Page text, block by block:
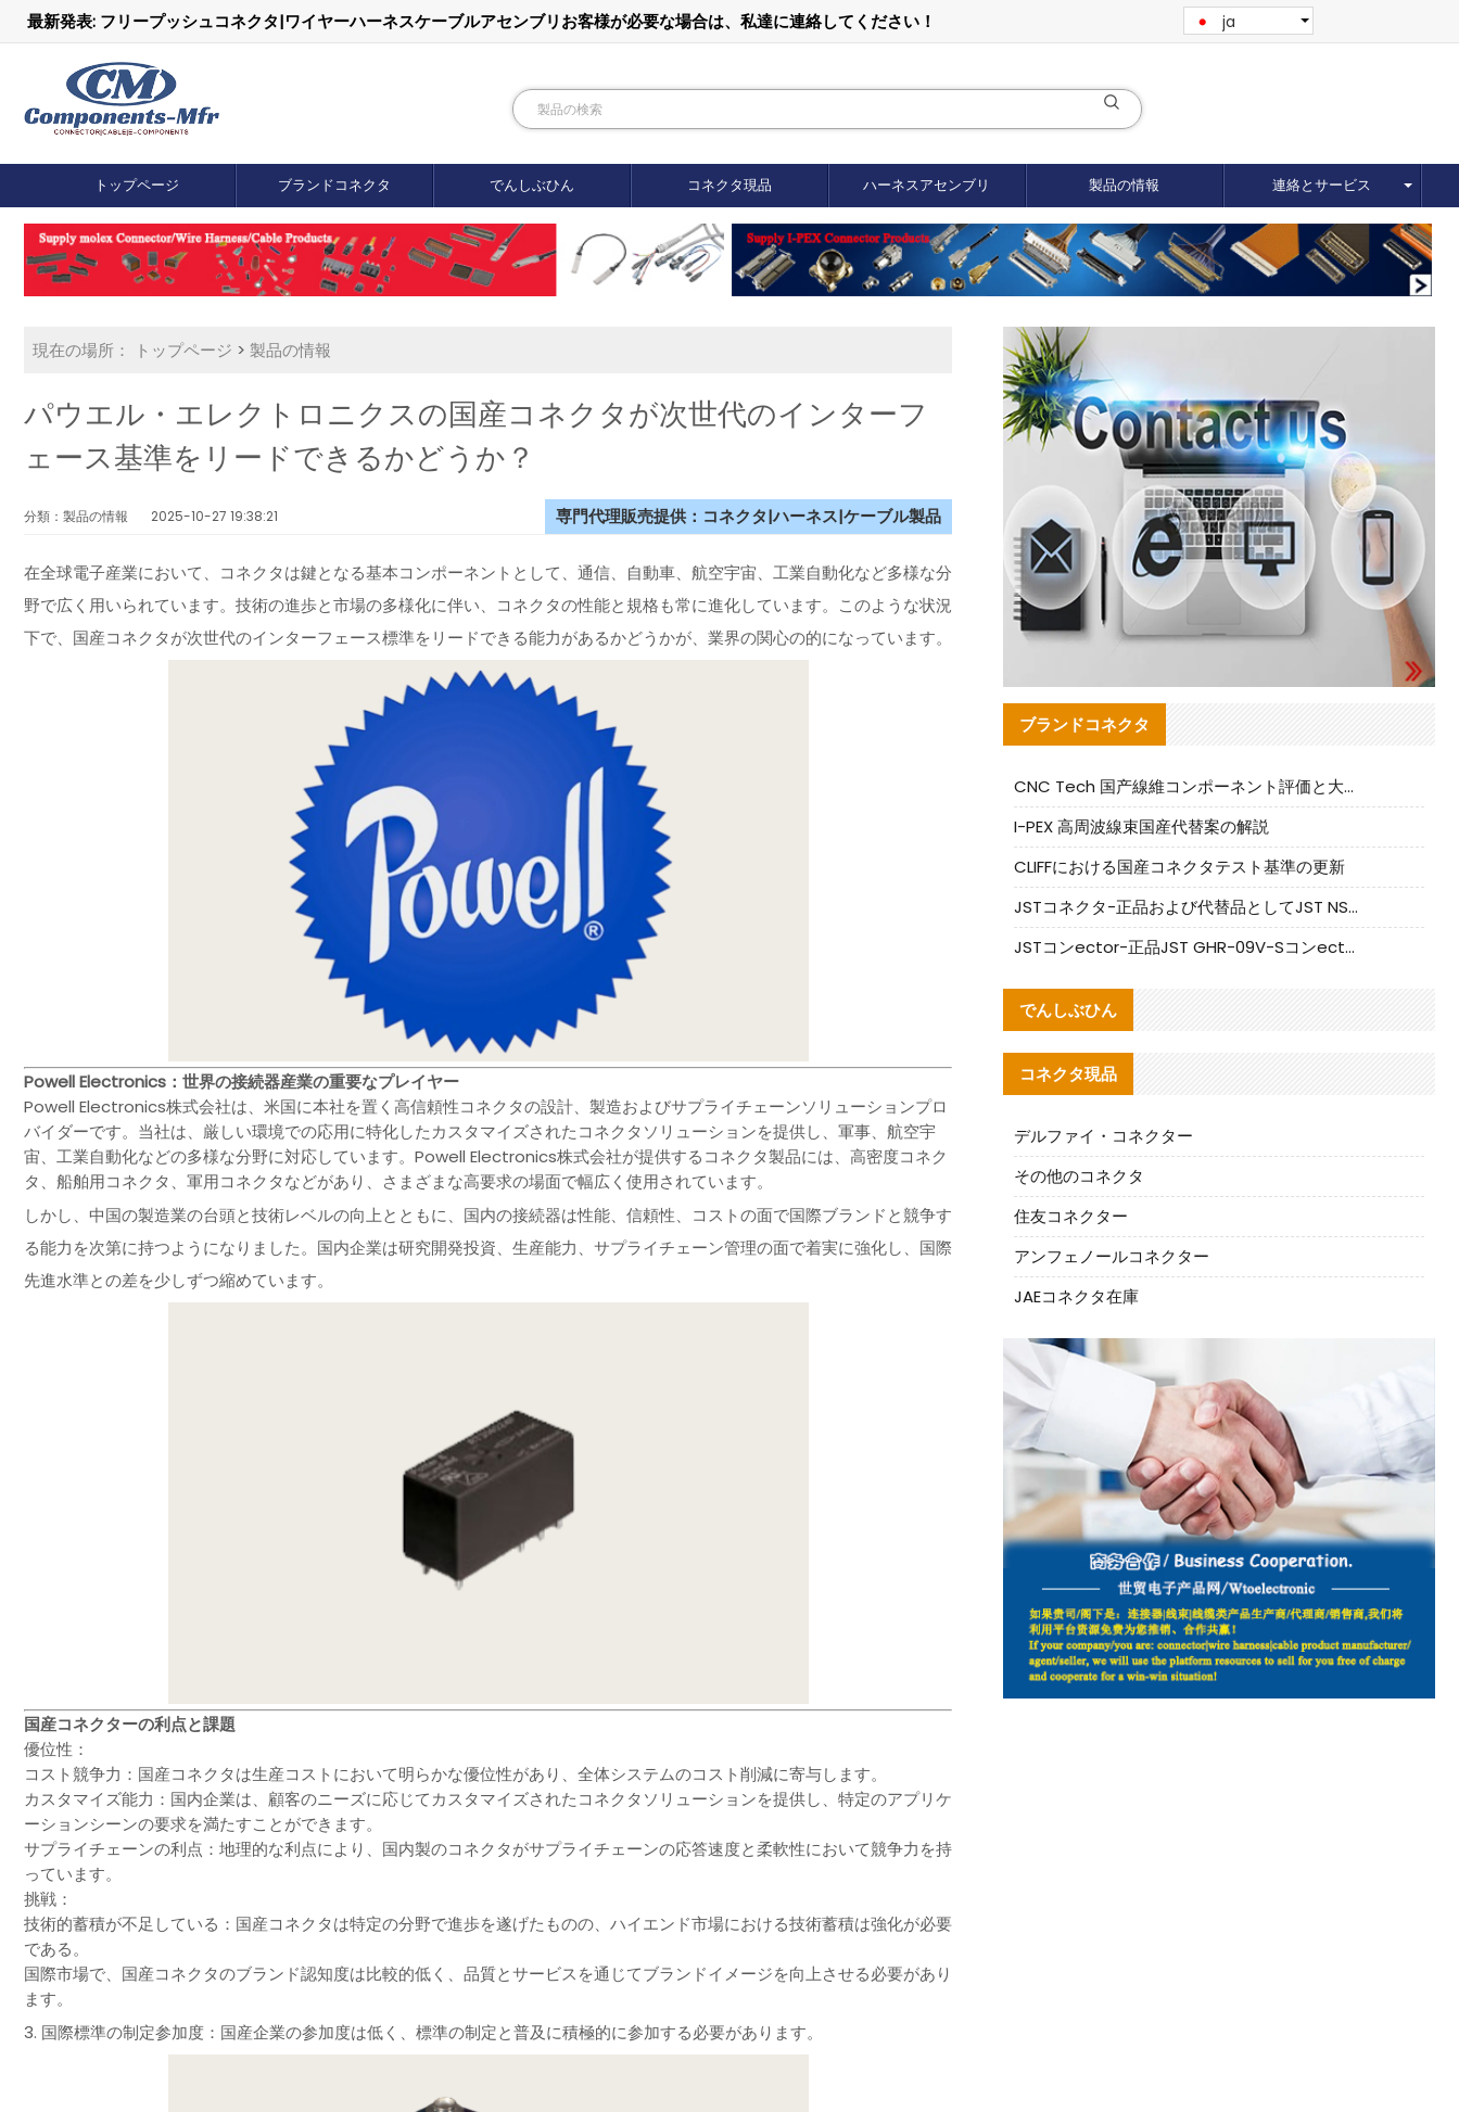
最新発表: フリープッシュコネクタ|ワイヤーハーネスケーブルアセンブリお客様が必要な場合は、私達に連絡してください！ ja
トップページ ブランドコネクタ でんしぶひん コネクタ現品 ハーネスアセンブリ 製品の情報 連絡とサービス
現在の場所： トップページ > 製品の情報
パウエル・エレクトロニクスの国産コネクタが次世代のインターフ
ェース基準をリードできるかどうか？
分類：製品の情報 2025-10-27 19:38:21 専門代理販売提供：コネクタ|ハーネス|ケーブル製品
在全球電子産業において、コネクタは鍵となる基本コンポーネントとして、通信、自動車、航空宇宙、工業自動化など多様な分
野で広く用いられています。技術の進歩と市場の多様化に伴い、コネクタの性能と規格も常に進化しています。このような状況
下で、国産コネクタが次世代のインターフェース標準をリードできる能力があるかどうかが、業界の関心の的になっています。
Powell Electronics：世界の接続器産業の重要なプレイヤー
Powell Electronics株式会社は、米国に本社を置く高信頼性コネクタの設計、製造およびサプライチェーンソリューションプロ
バイダーです。当社は、厳しい環境での応用に特化したカスタマイズされたコネクタソリューションを提供し、軍事、航空宇
宙、工業自動化などの多様な分野に対応しています。Powell Electronics株式会社が提供するコネクタ製品には、高密度コネク
タ、船舶用コネクタ、軍用コネクタなどがあり、さまざまな高要求の場面で幅広く使用されています。
しかし、中国の製造業の台頭と技術レベルの向上とともに、国内の接続器は性能、信頼性、コストの面で国際ブランドと競争す
る能力を次第に持つようになりました。国内企業は研究開発投資、生産能力、サプライチェーン管理の面で着実に強化し、国際
先進水準との差を少しずつ縮めています。
国産コネクターの利点と課題
優位性：
コスト競争力：国産コネクタは生産コストにおいて明らかな優位性があり、全体システムのコスト削減に寄与します。
カスタマイズ能力：国内企業は、顧客のニーズに応じてカスタマイズされたコネクタソリューションを提供し、特定のアプリケ
ーションシーンの要求を満たすことができます。
サプライチェーンの利点：地理的な利点により、国内製のコネクタがサプライチェーンの応答速度と柔軟性において競争力を持
っています。
挑戦：
技術的蓄積が不足している：国産コネクタは特定の分野で進歩を遂げたものの、ハイエンド市場における技術蓄積は強化が必要
である。
国際市場で、国産コネクタのブランド認知度は比較的低く、品質とサービスを通じてブランドイメージを向上させる必要があり
ます。
3. 国際標準の制定参加度：国産企業の参加度は低く、標準の制定と普及に積極的に参加する必要があります。
ブランドコネクタ
CNC Tech 国产線維コンポーネント評価と大量生産適合ガイド
I-PEX 高周波線束国産代替案の解説
CLIFFにおける国産コネクタテスト基準の更新
JSTコネクタ-正品および代替品としてJST NSHR-02V-Sコネクタを提供します
JSTコンector-正品JST GHR-09V-Sコンector|代替品提供
でんしぶひん
コネクタ現品
デルファイ・コネクター
その他のコネクタ
住友コネクター
アンフェノールコネクター
JAEコネクタ在庫